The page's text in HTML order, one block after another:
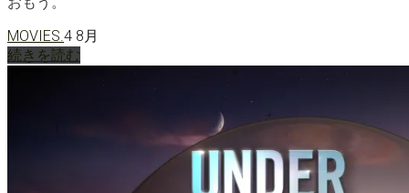
MOVIES.4 8月
続きを読む